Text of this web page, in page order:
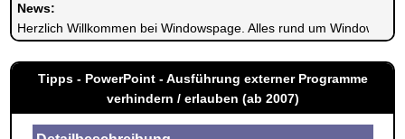
News:
Herzlich Willkommen bei Windowspage. Alles rund um Windows.
Tipps - PowerPoint - Ausführung externer Programme
verhindern / erlauben (ab 2007)